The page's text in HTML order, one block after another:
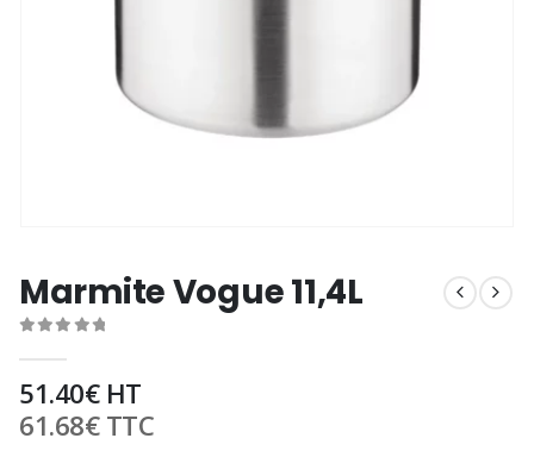
Marmite Vogue 11,4L
51.40€HT
61.68€TTC